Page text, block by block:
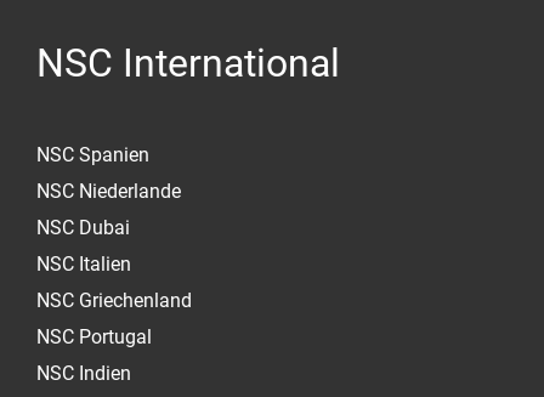
NSC International
NSC Spanien
NSC Niederlande
NSC Dubai
NSC Italien
NSC Griechenland
NSC Portugal
NSC Indien